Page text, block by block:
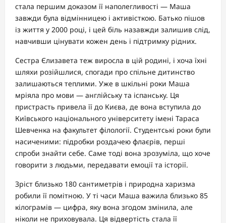
стала першим доказом її наполегливості — Маша
завжди була відмінницею і активісткою. Батько пішов
із життя у 2000 році, і цей біль назавжди залишив слід,
навчивши цінувати кожен день і підтримку рідних.
Сестра Єлизавета теж виросла в цій родині, і хоча їхні
шляхи розійшлися, спогади про спільне дитинство
залишаються теплими. Уже в шкільні роки Маша
мріяла про мови — англійську та іспанську. Ця
пристрасть привела її до Києва, де вона вступила до
Київського національного університету імені Тараса
Шевченка на факультет філології. Студентські роки були
насиченими: підробки роздачею флаєрів, перші
спроби знайти себе. Саме тоді вона зрозуміла, що хоче
говорити з людьми, передавати емоції та історії.
Зріст близько 180 сантиметрів і природна харизма
робили її помітною. У ті часи Маша важила близько 85
кілограмів — цифра, яку вона згодом змінила, але
ніколи не приховувала. Ця відвертість стала її